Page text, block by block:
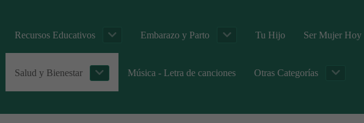
Recursos Educativos Embarazo y Parto Tu Hijo Ser Mujer Hoy
Salud y Bienestar Música - Letra de canciones Otras Categorías